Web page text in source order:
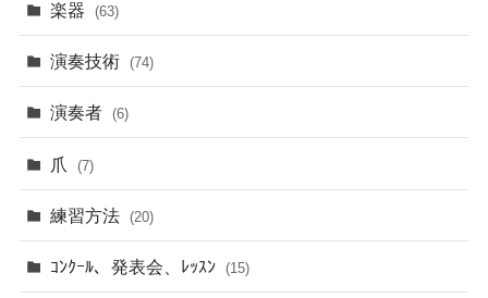
楽器 (63)
演奏技術 (74)
演奏者 (6)
爪 (7)
練習方法 (20)
ｺﾝｸｰﾙ、発表会、ﾚｯｽﾝ (15)